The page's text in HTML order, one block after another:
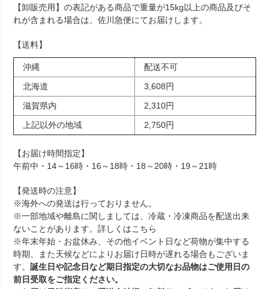
【卸販売用】の表記がある商品で重量が15kg以上の商品及びそ
れが含まれる場合は、佐川急便にてお届けします。
【送料】
沖縄
配送不可
北海道
3,608円
滋賀県内
2,310円
上記以外の地域
2,750円
【お届け時間指定】
午前中・14～16時・16～18時・18～20時・19～21時
【発送時の注意】
※海外への発送は行っておりません。
※一部地域や離島に関しましては、冷蔵・冷凍商品を配送出来
ないことがあります。詳しくはこちら
※年末年始・お盆休み、その他イベント日など荷物が集中する
時期、また天候などによりお届け日時が遅れる場合もございま
す。誕生日や記念日など期日指定の大切なお品物はご使用日の
前日受取をご指定ください。